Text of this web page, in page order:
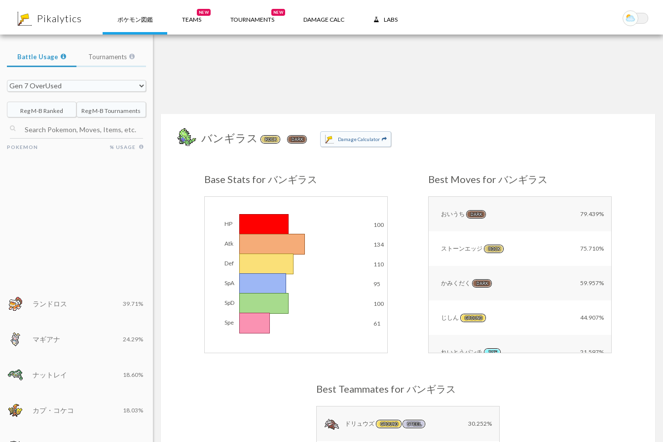
Pikalytics ポケモン図鑑 TEAMS
NEW
TOURNAMENTS
NEW
DAMAGE CALC LABS
バンギラス ROCK DARK Damage Calculator
Base Stats for バンギラス
HP 100
Atk 134
Def 110
SpA 95
SpD 100
Spe 61
Best Moves for バンギラス
おいうち DARK 79.439%
ストーンエッジ ROCK 75.710%
かみくだく DARK 59.957%
じしん GROUND 44.907%
れいとうパンチ ICE 21.597%
ステルスロック
ほのおのパンチ FIRE
Best Teammates for バンギラス
ドリュウズ GROUND STEEL 30.252%
Battle Usage Tournaments
Reg M-B Ranked Reg M-B Tournaments
POKEMON % USAGE
ランドロス 39.71%
マギアナ 24.29%
ナットレイ 18.60%
カプ・コケコ 18.03%